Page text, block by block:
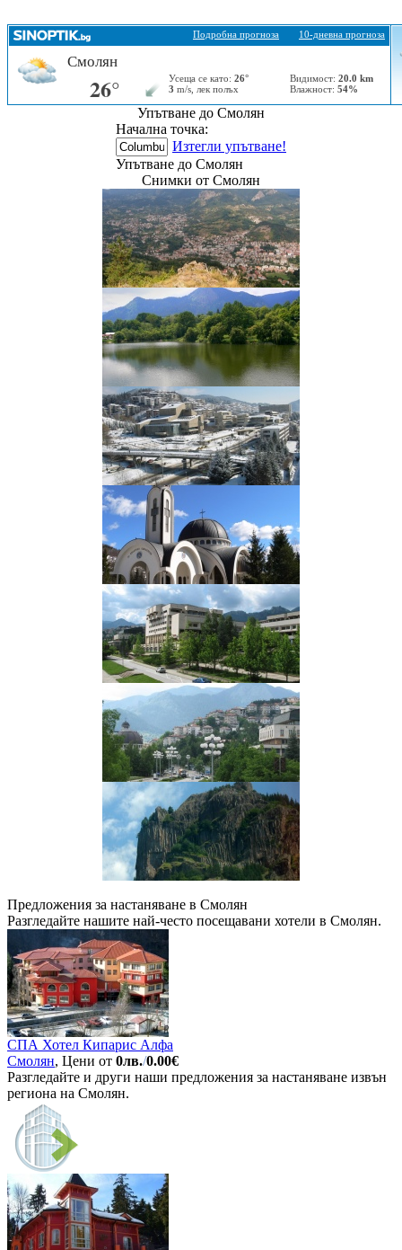
Упътване до Смолян
Начална точка:
Изтегли упътване!
Упътване до Смолян
Снимки от Смолян
Предложения за настаняване в Смолян
Разгледайте нашите най-често посещавани хотели в Смолян.
СПА Хотел Кипарис Алфа
Смолян, Цени от 0лв./0.00€
Разгледайте и други наши предложения за настаняване извън
региона на Смолян.